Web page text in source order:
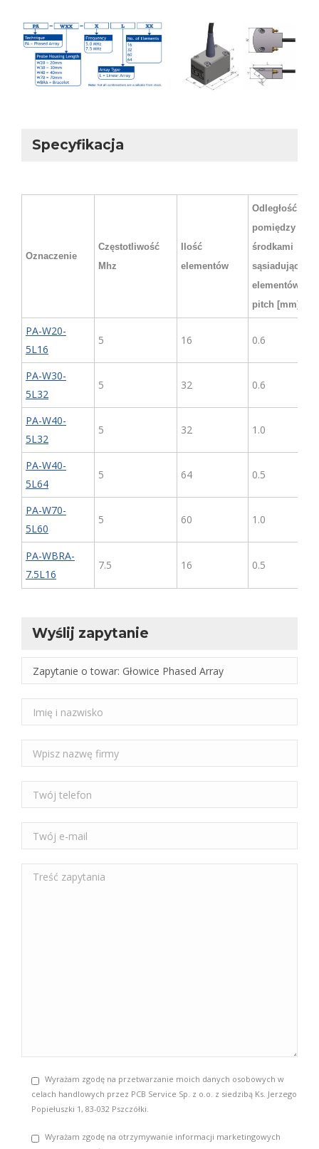
Specyfikacja
Oznaczenie
Częstotliwość
Mhz
Ilość
elementów
Odległość
pomiędzy
środkami
sąsiadujących
elementów
pitch [mm]
PA-W20-
5L16
5 16 0.6
PA-W30-
5L32
5 32 0.6
PA-W40-
5L32
5 32 1.0
PA-W40-
5L64
5 64 0.5
PA-W70-
5L60
5 60 1.0
PA-WBRA-
7.5L16
7.5 16 0.5
Wyślij zapytanie
Wyrażam zgodę na przetwarzanie moich danych osobowych w
celach handlowych przez PCB Service Sp. z o.o. z siedzibą Ks. Jerzego
Popiełuszki 1, 83-032 Pszczółki.
Wyrażam zgodę na otrzymywanie informacji marketingowych